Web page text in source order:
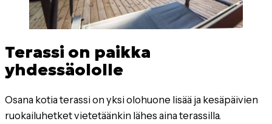
Terassi on paikka
yhdessäololle
Osana kotia terassi on yksi olohuone lisää ja kesäpäivien
ruokailuhetket vietetäänkin lähes aina terassilla.